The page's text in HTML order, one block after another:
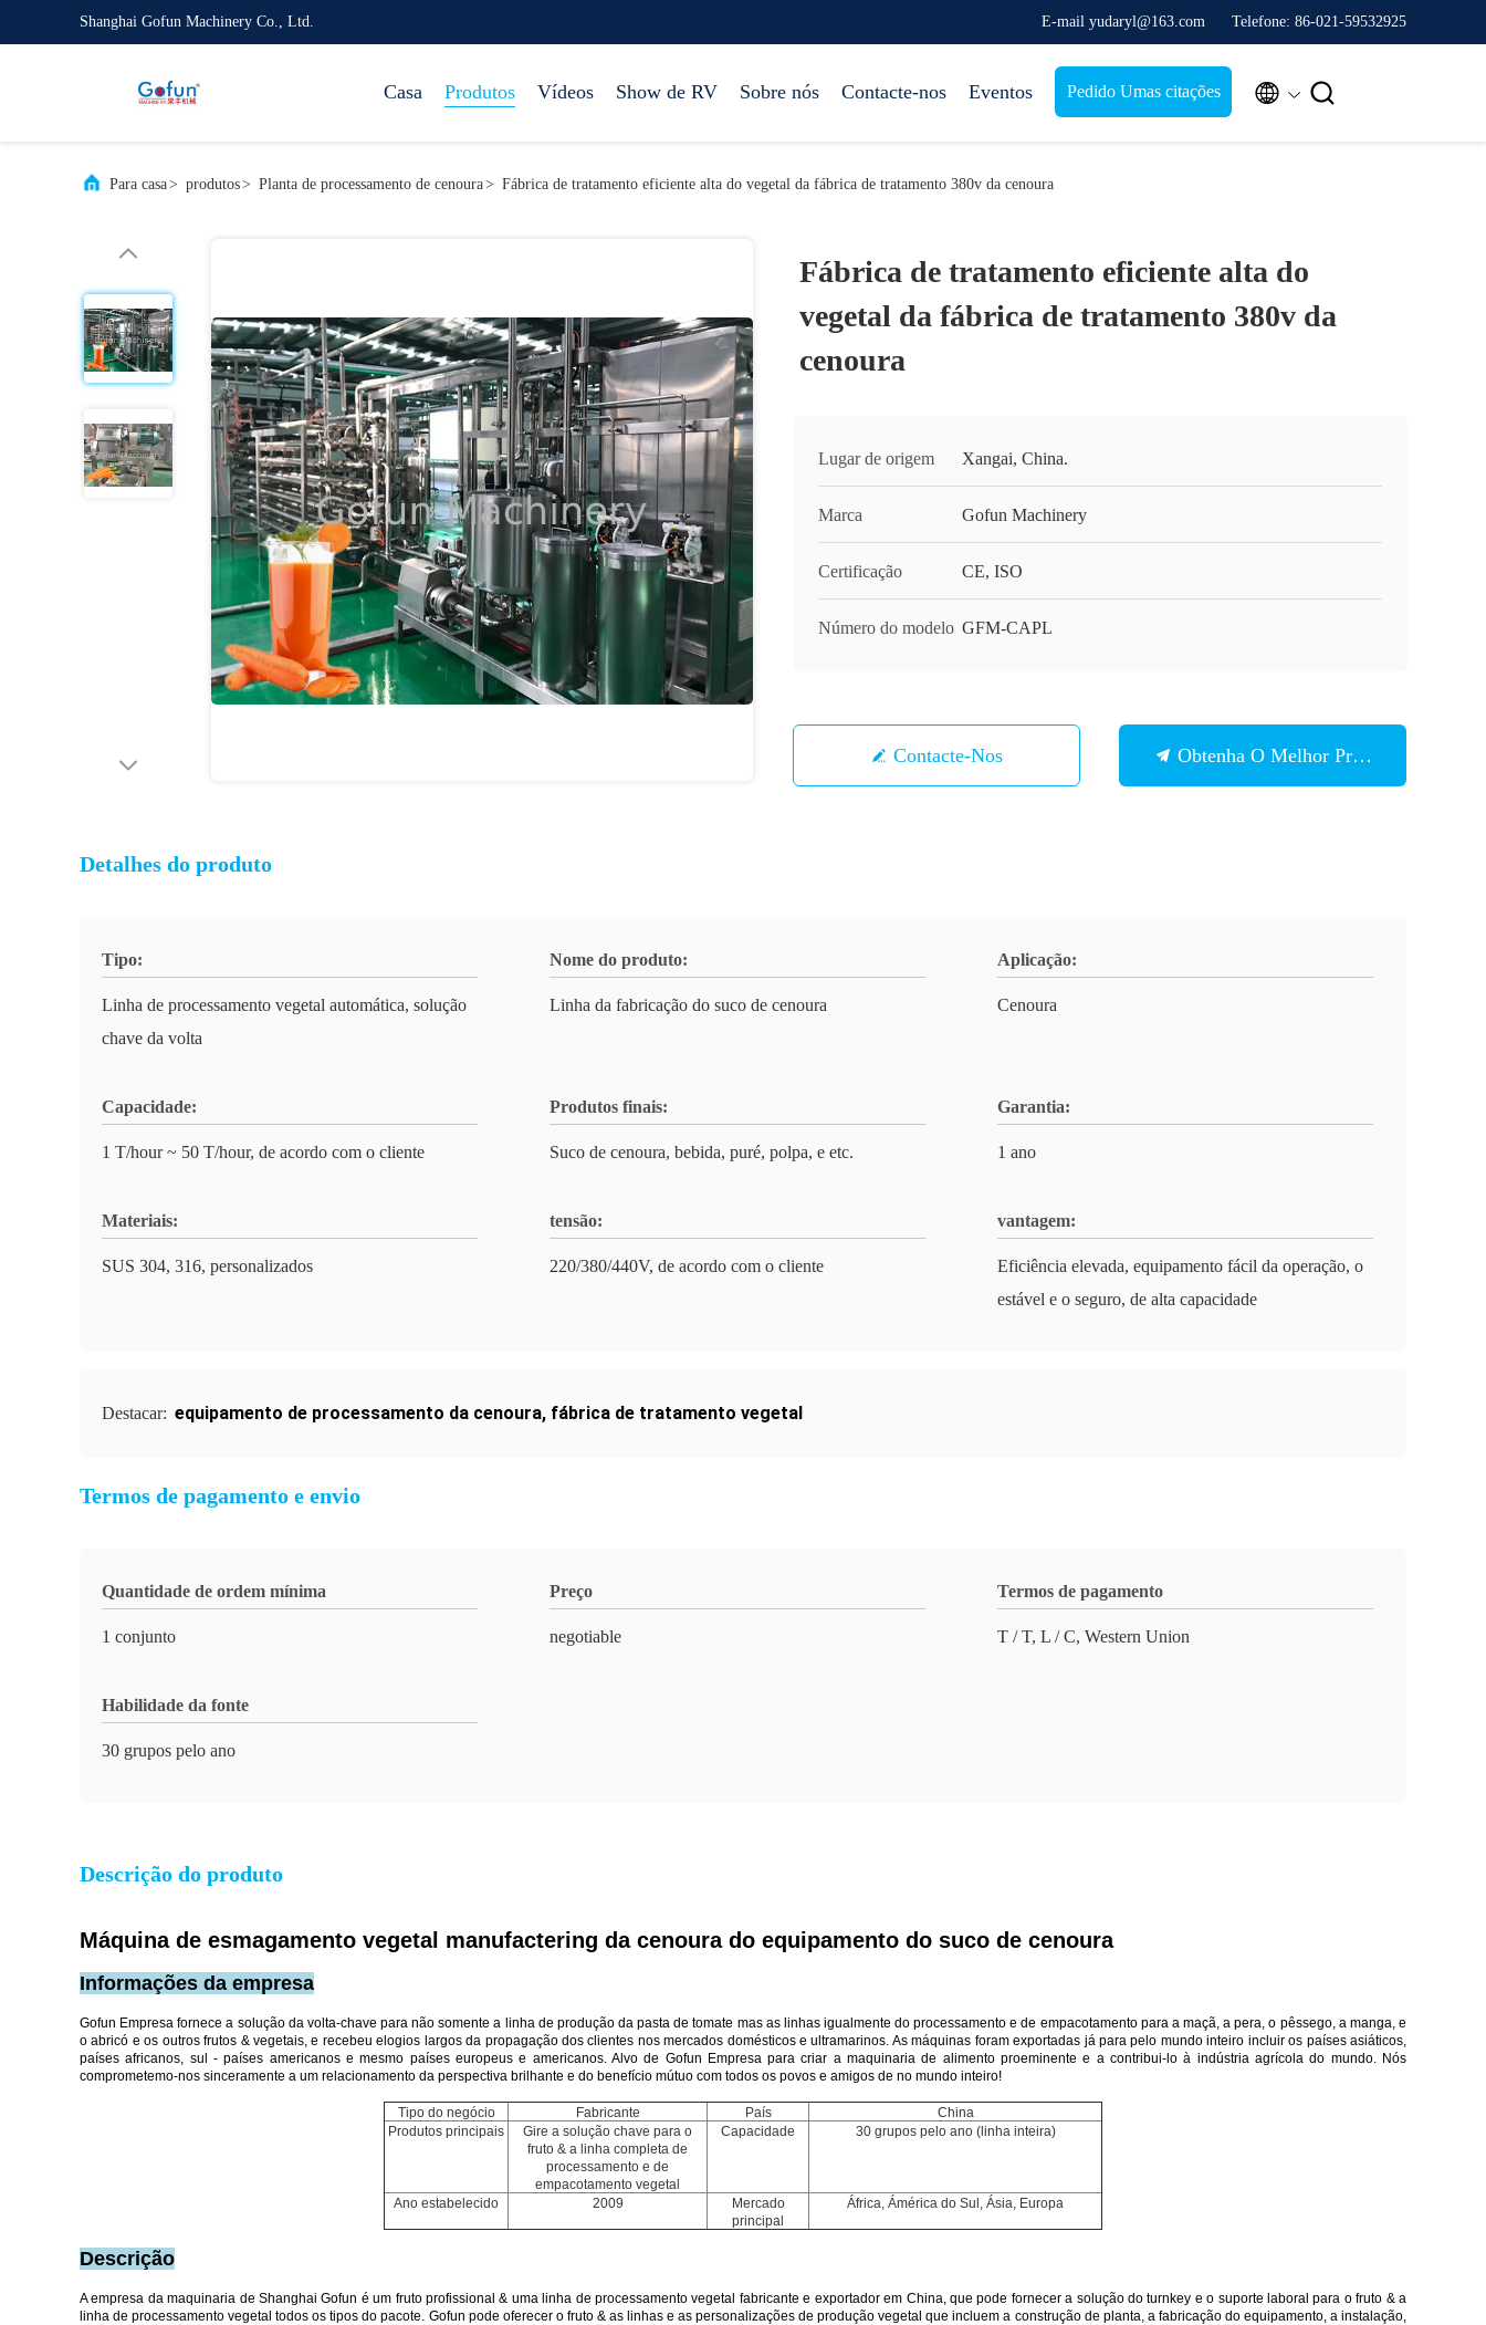
Shanghai Gofun Machinery Co., Ltd. E-mail yudaryl@163.com Telefone: 86-021-59532925
Casa Produtos Vídeos Show de RV Sobre nós Contacte-nos Eventos Pedido Umas citações  
Para casa> produtos> Planta de processamento de cenoura> Fábrica de tratamento eficiente alta do vegetal da fábrica de tratamento 380v da cenoura
Fábrica de tratamento eficiente alta do
vegetal da fábrica de tratamento 380v da
cenoura
Lugar de origem Xangai, China.
Marca Gofun Machinery
Certificação CE, ISO
Número do modelo GFM-CAPL
Contacte-Nos Obtenha O Melhor Preço
Detalhes do produto
Tipo:
Linha de processamento vegetal automática, solução
chave da volta
Nome do produto:
Linha da fabricação do suco de cenoura
Aplicação:
Cenoura
Capacidade:
1 T/hour ~ 50 T/hour, de acordo com o cliente
Produtos finais:
Suco de cenoura, bebida, puré, polpa, e etc.
Garantia:
1 ano
Materiais:
SUS 304, 316, personalizados
tensão:
220/380/440V, de acordo com o cliente
vantagem:
Eficiência elevada, equipamento fácil da operação, o
estável e o seguro, de alta capacidade
Destacar: equipamento de processamento da cenoura, fábrica de tratamento vegetal
Termos de pagamento e envio
Quantidade de ordem mínima
1 conjunto
Preço
negotiable
Termos de pagamento
T / T, L / C, Western Union
Habilidade da fonte
30 grupos pelo ano
Descrição do produto
Máquina de esmagamento vegetal manufactering da cenoura do equipamento do suco de cenoura
Informações da empresa
Gofun Empresa fornece a solução da volta-chave para não somente a linha de produção da pasta de tomate mas as linhas igualmente do processamento e de empacotamento para a maçã, a pera, o pêssego, a manga, e
o abricó e os outros frutos & vegetais, e recebeu elogios largos da propagação dos clientes nos mercados domésticos e ultramarinos. As máquinas foram exportadas já para pelo mundo inteiro incluir os países asiáticos,
países africanos, sul - países americanos e mesmo países europeus e americanos. Alvo de Gofun Empresa para criar a maquinaria de alimento proeminente e a contribui-lo à indústria agrícola do mundo. Nós
comprometemo-nos sinceramente a um relacionamento da perspectiva brilhante e do benefício mútuo com todos os povos e amigos de no mundo inteiro!
Tipo do negócio Fabricante País
China
Produtos principais
Gire a solução chave para o
fruto & a linha completa de
processamento e de
empacotamento vegetal
Capacidade 30 grupos pelo ano (linha inteira)
Ano estabelecido 2009
Mercado
principal
África, Ámérica do Sul, Ásia, Europa
Descrição
A empresa da maquinaria de Shanghai Gofun é um fruto profissional & uma linha de processamento vegetal fabricante e exportador em China, que pode fornecer a solução do turnkey e o suporte laboral para o fruto & a
linha de processamento vegetal todos os tipos do pacote. Gofun pode oferecer o fruto & as linhas e as personalizações de produção vegetal que incluem a construção de planta, a fabricação do equipamento, a instalação,